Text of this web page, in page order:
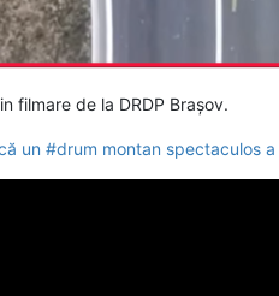
filmare de la DRDP Brașov.
un #drum montan spectaculos